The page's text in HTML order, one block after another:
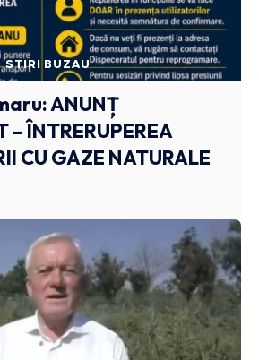
STIRI BUZAU
ANUNȚ
– ÎNTRERUPEREA
CU GAZE NATURALE